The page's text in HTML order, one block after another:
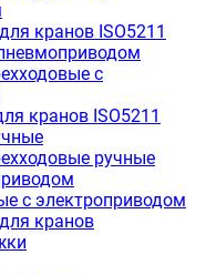
кранов ISO5211
с
кранов ISO5211
ручные
с электроприводом
кранов